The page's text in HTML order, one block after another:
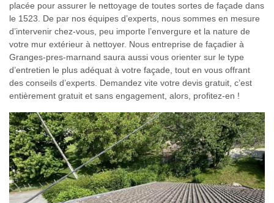
placée pour assurer le nettoyage de toutes sortes de façade dans
le 1523. De par nos équipes d’experts, nous sommes en mesure
d’intervenir chez-vous, peu importe l’envergure et la nature de
votre mur extérieur à nettoyer. Nous entreprise de façadier à
Granges-pres-marnand saura aussi vous orienter sur le type
d’entretien le plus adéquat à votre façade, tout en vous offrant
des conseils d’experts. Demandez vite votre devis gratuit, c’est
entièrement gratuit et sans engagement, alors, profitez-en !